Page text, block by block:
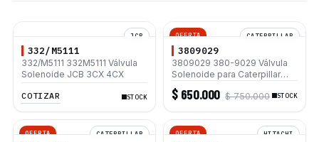
JCB
332/M5111
332/M5111 332M5111 Válvula
Solenoide JCB 3CX 4CX
COTIZAR
STOCK
OFERTA CATERPILLAR
3809029
3809029 380-9029 Válvula
Solenoide para Caterpillar
416E 420E 422E 428E 444E
$ 650.000 $ 750.000 STOCK
OFERTA CATERPILLAR OFERTA HITACHI